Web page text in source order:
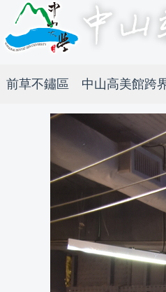
前草不鏽區 中山高美館跨